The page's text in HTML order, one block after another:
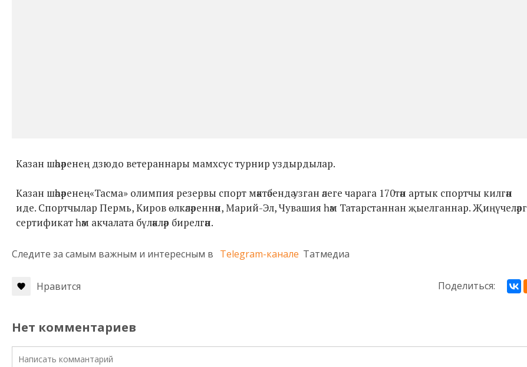
Казан шәһәренең дзюдо ветераннары мамхсус турнир уздырдылар.
Казан шәһәренең«Тасма» олимпия резервы спорт мәктәбендә узган әлеге чарага 170тән артык спортчы килгән
иде. Спортчылар Пермь, Киров өлкәләреннән, Марий-Эл, Чувашия һәм Татарстаннан җыелганнар. Җиңүчеләргә
сертификат һәм акчалата бүләкләр бирелгән.
Следите за самым важным и интересным в Telegram-канале Татмедиа
Нравится Поделиться:
Нет комментариев